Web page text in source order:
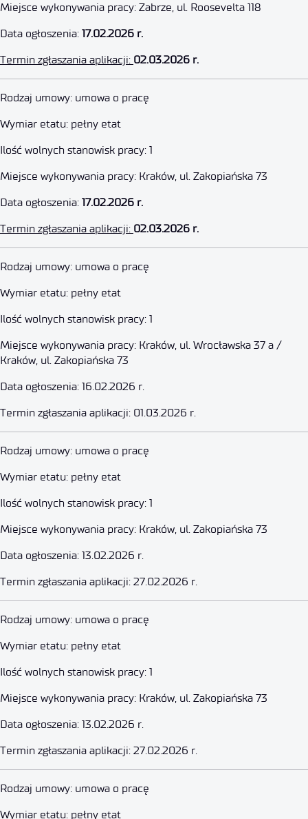
Miejsce wykonywania pracy: Zabrze, ul. Roosevelta 118
Data ogłoszenia: 17.02.2026 r.
Termin zgłaszania aplikacji: 02.03.2026 r.
Główny Specjalista ds. IT (K/M)
2 marca 2026
Rodzaj umowy: umowa o pracę
Wymiar etatu: pełny etat
Ilość wolnych stanowisk pracy: 1
Miejsce wykonywania pracy: Kraków, ul. Zakopiańska 73
Data ogłoszenia: 17.02.2026 r.
Termin zgłaszania aplikacji: 02.03.2026 r.
Główny Specjalista ds.
1 marca 2026
Rodzaj umowy: umowa o pracę
Wymiar etatu: pełny etat
Ilość wolnych stanowisk pracy: 1
Miejsce wykonywania pracy: Kraków, ul. Wrocławska 37 a /
Kraków, ul. Zakopiańska 73
Data ogłoszenia: 16.02.2026 r.
Termin zgłaszania aplikacji: 01.03.2026 r.
Specjalista techniczny –
27 lutego 2026
Rodzaj umowy: umowa o pracę
Wymiar etatu: pełny etat
Ilość wolnych stanowisk pracy: 1
Miejsce wykonywania pracy: Kraków, ul. Zakopiańska 73
Data ogłoszenia: 13.02.2026 r.
Termin zgłaszania aplikacji: 27.02.2026 r.
Specjalista techniczny (K/M)
27 lutego 2026
Rodzaj umowy: umowa o pracę
Wymiar etatu: pełny etat
Ilość wolnych stanowisk pracy: 1
Miejsce wykonywania pracy: Kraków, ul. Zakopiańska 73
Data ogłoszenia: 13.02.2026 r.
Termin zgłaszania aplikacji: 27.02.2026 r.
Główny Specjalista ds. IT –
Rodzaj umowy: umowa o pracę
Wymiar etatu: pełny etat